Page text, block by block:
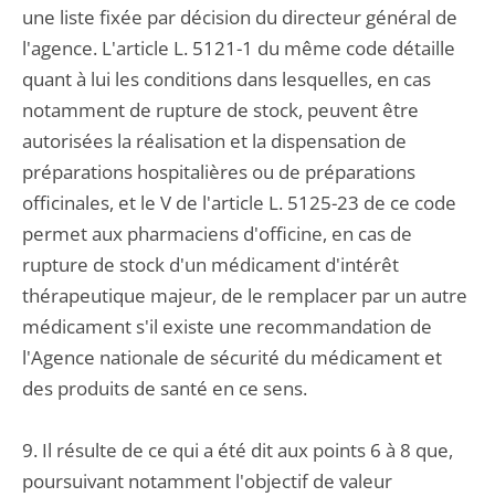
une liste fixée par décision du directeur général de
l'agence. L'article L. 5121-1 du même code détaille
quant à lui les conditions dans lesquelles, en cas
notamment de rupture de stock, peuvent être
autorisées la réalisation et la dispensation de
préparations hospitalières ou de préparations
officinales, et le V de l'article L. 5125-23 de ce code
permet aux pharmaciens d'officine, en cas de
rupture de stock d'un médicament d'intérêt
thérapeutique majeur, de le remplacer par un autre
médicament s'il existe une recommandation de
l'Agence nationale de sécurité du médicament et
des produits de santé en ce sens.
9. Il résulte de ce qui a été dit aux points 6 à 8 que,
poursuivant notamment l'objectif de valeur